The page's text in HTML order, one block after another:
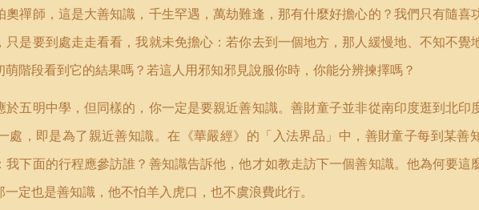
禪師，這是大善知識，千生罕遇，萬劫難逢，那有什麼好擔心的？我們只有隨喜
只是要到處走走看看，我就未免擔心：若你去到一個地方，那人緩慢地、不知不覺
階段看到它的結果嗎？若這人用邪知邪見說服你時，你能分辨揀擇嗎？
五明中學，但同樣的，你一定是要親近善知識。善財童子並非從南印度逛到北印
處，即是為了親近善知識。在《華嚴經》的「入法界品」中，善財童子每到某善
下面的行程應參訪誰？善知識告訴他，他才如教走訪下一個善知識。他為何要這
定也是善知識，他不怕羊入虎口，也不虞浪費此行。